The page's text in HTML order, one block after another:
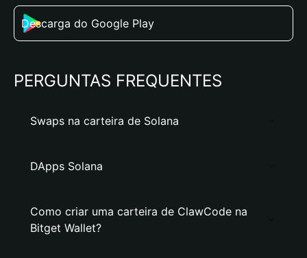
Descarga do Google Play
PERGUNTAS FREQUENTES
Swaps na carteira de Solana
DApps Solana
Como criar uma carteira de ClawCode na
Bitget Wallet?